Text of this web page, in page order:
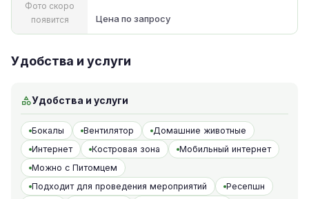
Фото скоро
появится
Цена по запросу
Удобства и услуги
Удобства и услуги
Бокалы Вентилятор
Домашние животные
Интернет
Костровая зона
Мобильный интернет
Можно с Питомцем
Подходит для проведения мероприятий
Ресепшн